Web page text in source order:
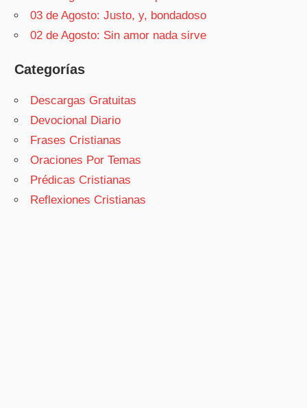
03 de Agosto: Justo, y, bondadoso
02 de Agosto: Sin amor nada sirve
Categorías
Descargas Gratuitas
Devocional Diario
Frases Cristianas
Oraciones Por Temas
Prédicas Cristianas
Reflexiones Cristianas